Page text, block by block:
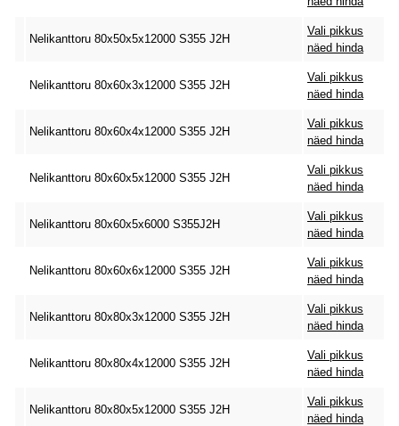
Nelikanttoru 80x50x5x12000 S355 J2H
Vali pikkus
näed hinda
Nelikanttoru 80x60x3x12000 S355 J2H
Vali pikkus
näed hinda
Nelikanttoru 80x60x4x12000 S355 J2H
Vali pikkus
näed hinda
Nelikanttoru 80x60x5x12000 S355 J2H
Vali pikkus
näed hinda
Nelikanttoru 80x60x5x6000 S355J2H
Vali pikkus
näed hinda
Nelikanttoru 80x60x6x12000 S355 J2H
Vali pikkus
näed hinda
Nelikanttoru 80x80x3x12000 S355 J2H
Vali pikkus
näed hinda
Nelikanttoru 80x80x4x12000 S355 J2H
Vali pikkus
näed hinda
Nelikanttoru 80x80x5x12000 S355 J2H
Vali pikkus
näed hinda